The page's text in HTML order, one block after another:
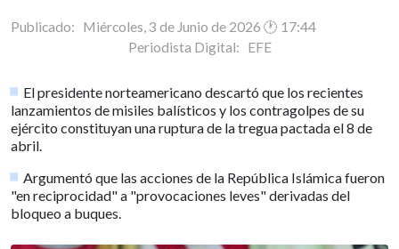
Publicado: Miércoles, 3 de Junio de 2026 🕐 17:44
Periodista Digital: EFE
El presidente norteamericano descartó que los recientes
lanzamientos de misiles balísticos y los contragolpes de su
ejército constituyan una ruptura de la tregua pactada el 8 de
abril.
Argumentó que las acciones de la República Islámica fueron
"en reciprocidad" a "provocaciones leves" derivadas del
bloqueo a buques.